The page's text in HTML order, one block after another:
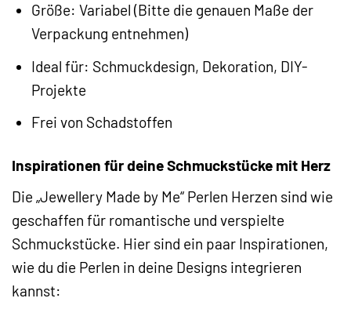
Größe: Variabel (Bitte die genauen Maße der
Verpackung entnehmen)
Ideal für: Schmuckdesign, Dekoration, DIY-
Projekte
Frei von Schadstoffen
Inspirationen für deine Schmuckstücke mit Herz
Die „Jewellery Made by Me“ Perlen Herzen sind wie
geschaffen für romantische und verspielte
Schmuckstücke. Hier sind ein paar Inspirationen,
wie du die Perlen in deine Designs integrieren
kannst: